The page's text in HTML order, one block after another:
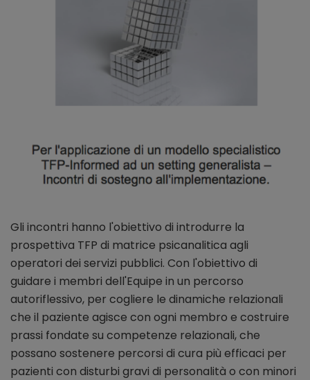
Gli incontri hanno l'obiettivo di introdurre la
prospettiva TFP di matrice psicanalitica agli
operatori dei servizi pubblici. Con l'obiettivo di
guidare i membri dell'Equipe in un percorso
autoriflessivo, per cogliere le dinamiche relazionali
che il paziente agisce con ogni membro e costruire
prassi fondate su competenze relazionali, che
possano sostenere percorsi di cura più efficaci per
pazienti con disturbi gravi di personalità o con minori